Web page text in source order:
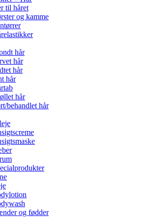
til håret
og kamme
hår
hår
hår
hår
hår
behandlet hår
og fødder